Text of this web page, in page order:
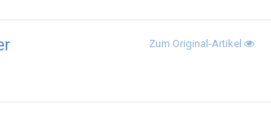
Zum Original-Artikel